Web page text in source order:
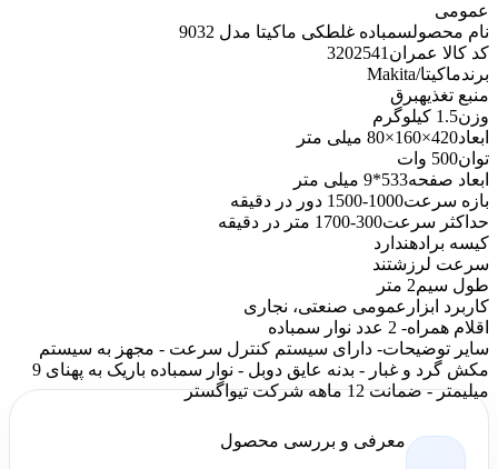
عمومی
نام محصولسمباده غلطکی ماکیتا مدل 9032
کد کالا عمران 3202541
برندماکیتا/Makita
منبع تغذیهبرق
وزن1.5 کیلوگرم
ابعاد420×160×80 میلی متر
توان500 وات
ابعاد صفحه533*9 میلی متر
بازه سرعت1000-1500 دور در دقیقه
حداکثر سرعت300-1700 متر در دقیقه
کیسه برادهندارد
سرعت لرزشتند
طول سیم2 متر
کاربرد ابزار عمومی صنعتی، نجاری
اقلام همراه- 2 عدد نوار سمباده
سایر توضیحات- دارای سیستم کنترل سرعت - مجهز به سیستم
مکش گرد و غبار - بدنه عایق دوبل - نوار سمباده باریک به پهنای 9
میلیمتر - ضمانت 12 ماهه شرکت تیواگستر
معرفی و بررسی محصول